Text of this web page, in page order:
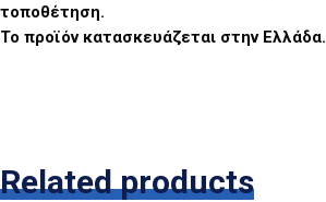
τοποθέτηση.
Το προϊόν κατασκευάζεται στην Ελλάδα.
Related products